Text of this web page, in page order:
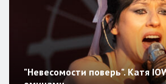
"Невесомости поверь". Катя